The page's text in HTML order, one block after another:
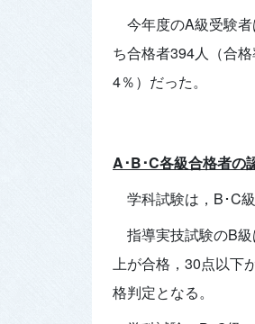
今年度のA級受験
ち合格者394人（合
4％）だった。
A･B･C各級合格者の
学科試験は，B･C
指導実技試験のB
上が合格，30点以
格判定となる。